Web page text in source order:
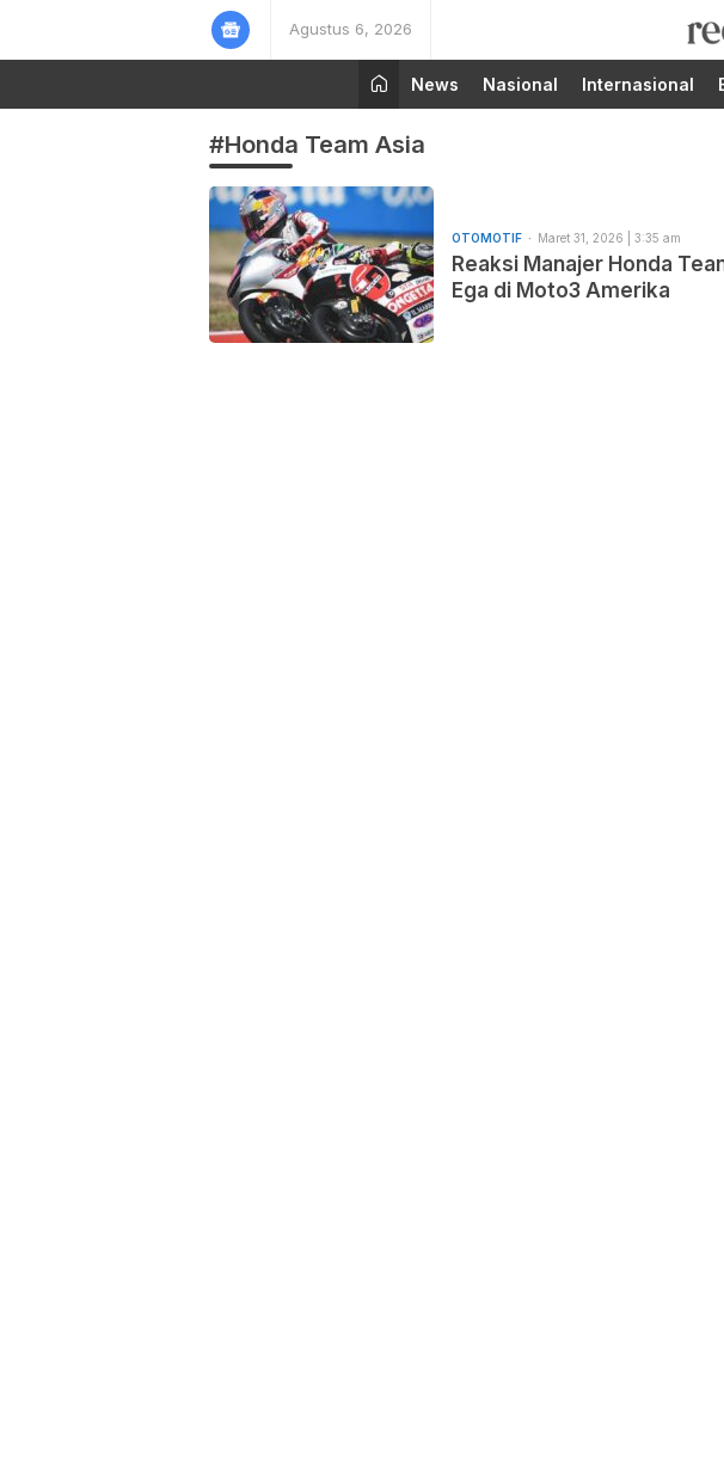
Agustus 6, 2026
News
Nasional Internasional
#Honda Team Asia
OTOMOTIF Maret 31, 2026 | 3:35 am
Reaksi Manajer Honda
Ega di Moto3 Amerika